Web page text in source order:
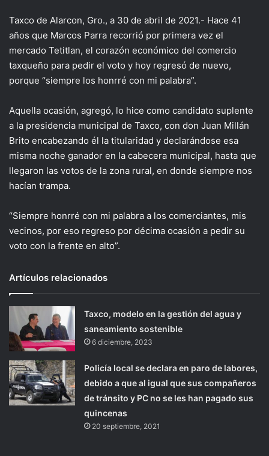
Taxco de Alarcon, Gro., a 30 de abril de 2021.- Hace 41
años que Marcos Parra recorrió por primera vez el
mercado Tetitlan, el corazón económico del comercio
taxqueño para pedir el voto y hoy regresó de nuevo,
porque “siempre los honrré con mi palabra”.
Aquella ocasión, agregó, lo hice como candidato suplente
a la presidencia municipal de Taxco, con don Juan Millán
Brito encabezando él la titularidad y declarándose esa
misma noche ganador en la cabecera municipal, hasta que
llegaron las votos de la zona rural, en donde siempre nos
hacían trampa.
“Siempre honrré con mi palabra a los comerciantes, mis
vecinos, por eso regreso por décima ocasión a pedir su
voto con la frente en alto”.
Artículos relacionados
Taxco, modelo en la gestión del agua y
saneamiento sostenible
6 diciembre, 2023
Policía local se declara en paro de labores,
debido a que al igual que sus compañeros
de tránsito y PC no se les han pagado sus
quincenas
20 septiembre, 2021